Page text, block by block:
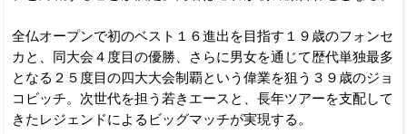
全仏オープンで初のベスト１６進出を目指す１９歳のフォンセ
カと、同大会４度目の優勝、さらに男女を通じて歴代単独最多
となる２５度目の四大大会制覇という偉業を狙う３９歳のジョ
コビッチ。次世代を担う若きエースと、長年ツアーを支配して
きたレジェンドによるビッグマッチが実現する。